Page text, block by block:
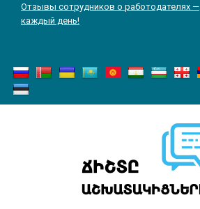
Отзывы сотрудников о работодателях —
каждый день!